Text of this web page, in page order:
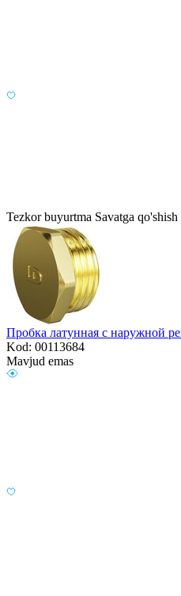
Tezkor buyurtma Savatga qo'shish
Пробка латунная с наружной
Kod: 00113684
Mavjud emas